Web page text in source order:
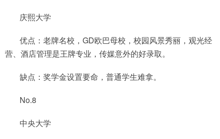
庆熙大学
优点：老牌名校，GD欧巴母校，校园风景秀丽，观光经
营、酒店管理是王牌专业，传媒意外的好录取。
缺点：奖学金设置要命，普通学生难拿。
No.8
中央大学